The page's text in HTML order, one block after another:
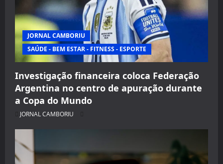
JORNAL CAMBORIU
SAÚDE - BEM ESTAR - FITNESS - ESPORTE
Investigação financeira coloca Federação
Argentina no centro de apuração durante
a Copa do Mundo
JORNAL CAMBORIU